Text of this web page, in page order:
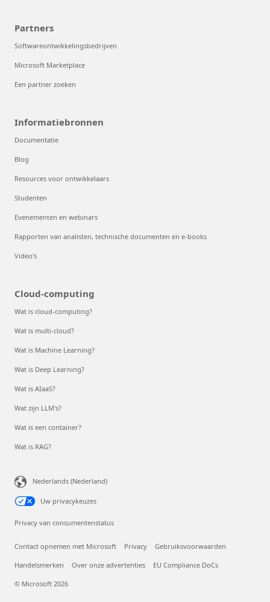
Partners
Softwareontwikkelingsbedrijven
Microsoft Marketplace
Een partner zoeken
Informatiebronnen
Documentatie
Blog
Resources voor ontwikkelaars
Studenten
Evenementen en webinars
Rapporten van analisten, technische documenten en e-books
Video's
Cloud-computing
Wat is cloud-computing?
Wat is multi-cloud?
Wat is Machine Learning?
Wat is Deep Learning?
Wat is AIaaS?
Wat zijn LLM's?
Wat is een container?
Wat is RAG?
Nederlands (Nederland)
Uw privacykeuzes
Privacy van consumentenstatus
Contact opnemen met Microsoft Privacy Gebruiksvoorwaarden
Handelsmerken Over onze advertenties EU Compliance DoCs
© Microsoft 2026